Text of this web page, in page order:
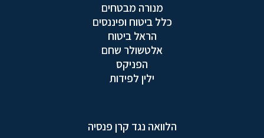
מנורה מבטחים
כלל ביטוח ופיננסים
הראל ביטוח
אלטשולר שחם
הפניקס
ילין לפידות
הלוואה נגד קרן פנסיה